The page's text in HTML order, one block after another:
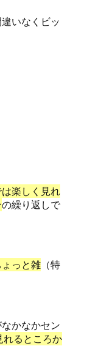
いなくビッ
楽しく見れ
の繰り返しで
っと雑（特
かなかセン
れるところか